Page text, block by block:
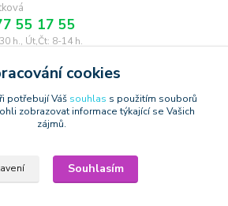
55 17 55
h., Út,Čt: 8-14 h.
TrigonShop.cz - bez souhlasu nelze používat
cookies
potřebují Váš souhlas s použitím souborů
zobrazovat informace týkající se Vašich
zájmů.
Souhlasím